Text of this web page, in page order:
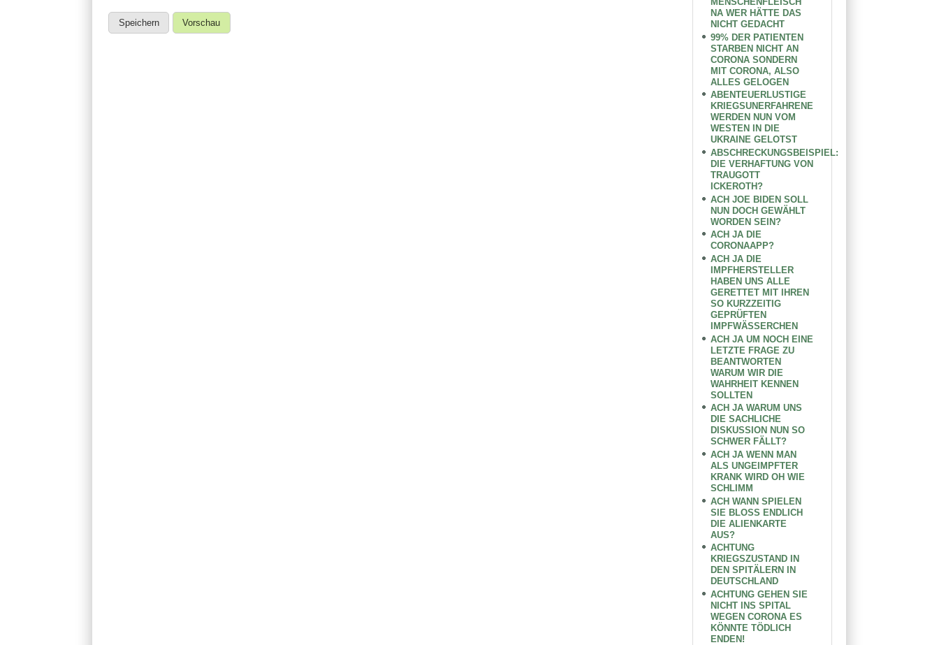
NA WER HÄTTE DAS
NICHT GEDACHT
99% DER PATIENTEN
STARBEN NICHT AN
CORONA SONDERN
MIT CORONA, ALSO
ALLES GELOGEN
ABENTEUERLUSTIGE
KRIEGSUNERFAHRENE
WERDEN NUN VOM
WESTEN IN DIE
UKRAINE GELOTST
ABSCHRECKUNGSBEISPIEL:
DIE VERHAFTUNG VON
TRAUGOTT
ICKEROTH?
ACH JOE BIDEN SOLL
NUN DOCH GEWÄHLT
WORDEN SEIN?
ACH JA DIE
CORONAAPP?
ACH JA DIE
IMPFHERSTELLER
HABEN UNS ALLE
GERETTET MIT IHREN
SO KURZZEITIG
GEPRÜFTEN
IMPFWÄSSERCHEN
ACH JA UM NOCH EINE
LETZTE FRAGE ZU
BEANTWORTEN
WARUM WIR DIE
WAHRHEIT KENNEN
SOLLTEN
ACH JA WARUM UNS
DIE SACHLICHE
DISKUSSION NUN SO
SCHWER FÄLLT?
ACH JA WENN MAN
ALS UNGEIMPFTER
KRANK WIRD OH WIE
SCHLIMM
ACH WANN SPIELEN
SIE BLOSS ENDLICH
DIE ALIENKARTE
AUS?
ACHTUNG
KRIEGSZUSTAND IN
DEN SPITÄLERN IN
DEUTSCHLAND
ACHTUNG GEHEN SIE
NICHT INS SPITAL
WEGEN CORONA ES
KÖNNTE TÖDLICH
ENDEN!